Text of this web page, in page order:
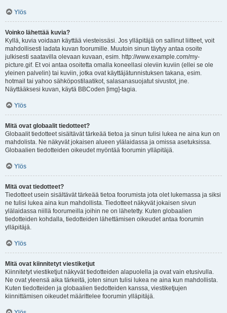
Ylös
Voinko lähettää kuvia?
Kyllä, kuvia voidaan käyttää viesteissäsi. Jos ylläpitäjä on sallinut liitteet, voit
mahdollisesti ladata kuvan foorumille. Muutoin sinun täytyy antaa osoite
julkisesti saatavilla olevaan kuvaan, esim. http://www.example.com/my-
picture.gif. Et voi antaa osoitetta omalla koneellasi oleviin kuviin (ellei se ole
yleinen palvelin) tai kuviin, jotka ovat käyttäjätunnistuksen takana, esim.
hotmail tai yahoo sähköpostilaatikot, salasanasuojatut sivustot, jne.
Näyttääksesi kuvan, käytä BBCoden [img]-tagia.
Ylös
Mitä ovat globaalit tiedotteet?
Globaalit tiedotteet sisältävät tärkeää tietoa ja sinun tulisi lukea ne aina kun on
mahdolista. Ne näkyvät jokaisen alueen ylälaidassa ja omissa asetuksissa.
Globaalien tiedotteiden oikeudet myöntää foorumin ylläpitäjä.
Ylös
Mitä ovat tiedotteet?
Tiedotteet usein sisältävät tärkeää tietoa foorumista jota olet lukemassa ja siksi
ne tulisi lukea aina kun mahdollista. Tiedotteet näkyvät jokaisen sivun
ylälaidassa niillä foorumeilla joihin ne on lähetetty. Kuten globaalien
tiedotteiden kohdalla, tiedotteiden lähettämisen oikeudet antaa foorumin
ylläpitäjä.
Ylös
Mitä ovat kiinnitetyt viestiketjut
Kiinnitetyt viestiketjut näkyvät tiedotteiden alapuolella ja ovat vain etusivulla.
Ne ovat yleensä aika tärkeitä, joten sinun tulisi lukea ne aina kun mahdollista.
Kuten tiedotteiden ja globaalien tiedotteiden kanssa, viestiketjujen
kiinnittämisen oikeudet määrittelee foorumin ylläpitäjä.